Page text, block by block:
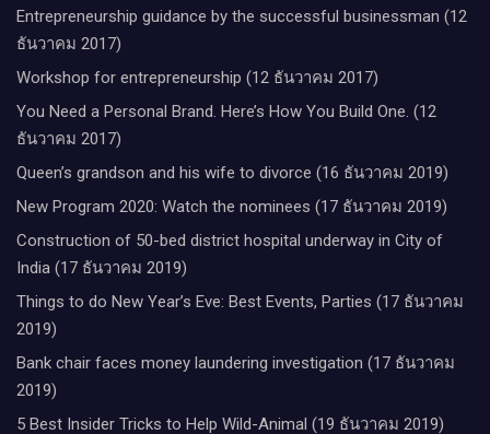
Entrepreneurship guidance by the successful businessman (12
ธันวาคม 2017)
Workshop for entrepreneurship (12 ธันวาคม 2017)
You Need a Personal Brand. Here’s How You Build One. (12
ธันวาคม 2017)
Queen’s grandson and his wife to divorce (16 ธันวาคม 2019)
New Program 2020: Watch the nominees (17 ธันวาคม 2019)
Construction of 50-bed district hospital underway in City of
India (17 ธันวาคม 2019)
Things to do New Year’s Eve: Best Events, Parties (17 ธันวาคม
2019)
Bank chair faces money laundering investigation (17 ธันวาคม
2019)
5 Best Insider Tricks to Help Wild-Animal (19 ธันวาคม 2019)